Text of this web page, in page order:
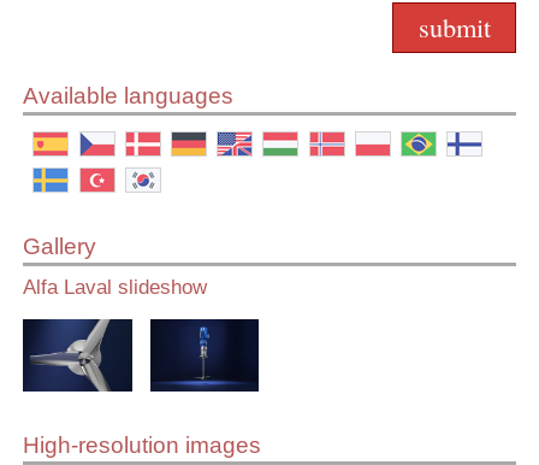
Available languages
Gallery
Alfa Laval slideshow
High-resolution images